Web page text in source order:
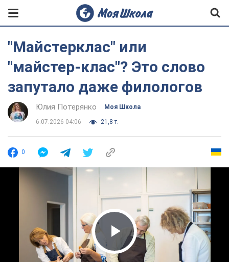
"Майстерклас" или
"майстер-клас"? Это слово
запутало даже филологов
Юлия Потерянко Моя Школа
6.07.2026 04:06 21,8 т.
0
Play Video